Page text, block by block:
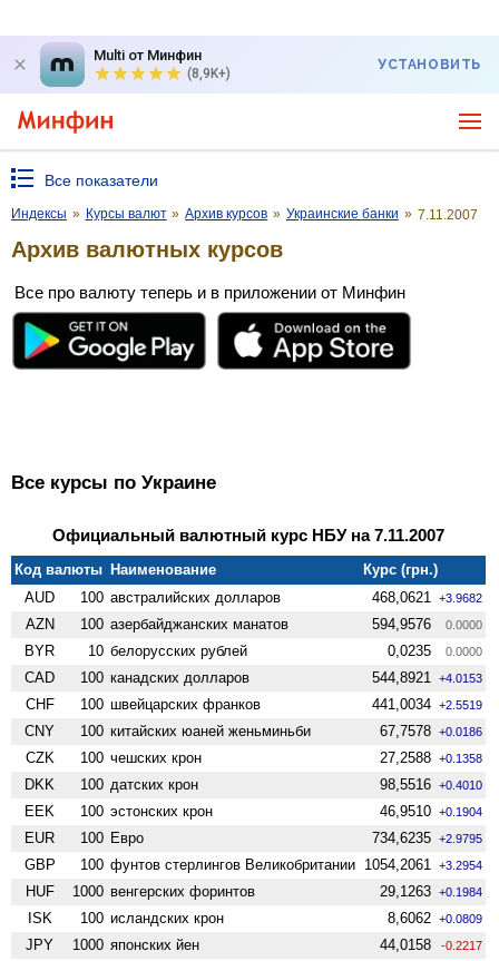
Multi от Минфин
(8,9K+)
УСТАНОВИТЬ
Все показатели
Индексы » Курсы валют » Архив курсов » Украинские банки » 7.11.2007
Архив валютных курсов
Все про валюту теперь и в приложении от Минфин
Все курсы по Украине
Официальный валютный курс НБУ на 7.11.2007
Код валюты Наименование
Курс (грн.)
AUD
100 австралийских долларов 468,0621 +3.9682
AZN 100 азербайджанских манатов 594,9576 0.0000
BYR 10 белорусских рублей 0,0235 0.0000
CAD 100 канадских долларов 544,8921 +4.0153
CHF 100 швейцарских франков 441,0034 +2.5519
CNY 100 китайских юаней женьминьби 67,7578 +0.0186
CZK 100 чешских крон 27,2588 +0.1358
DKK 100 датских крон 98,5516 +0.4010
EEK 100 эстонских крон 46,9510 +0.1904
EUR 100 Евро 734,6235 +2.9795
GBP 100 фунтов стерлингов Велико­британии 1054,2061 +3.2954
HUF 1000 венгерских форинтов 29,1263 +0.1984
ISK 100 исландских крон 8,6062 +0.0809
JPY 1000 японских йен 44,0158 -0.2217